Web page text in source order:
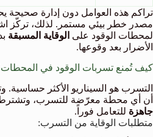
تراكم هذه العوامل دون إدارة صحيحة
مصدر خطر بيئي مستمر. لذلك، تركّز
لمحطات الوقود على الوقاية المسبقة
الأضرار بعد وقوعها.
كيف تُمنع تسربات الوقود في
التسرب هو السيناريو الأكثر حساسية.
أن أي محطة معرّضة للتسرب،
جاهزة للتعامل فوراً.
متطلبات الوقاية من التسرب: